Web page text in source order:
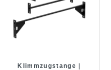
Klimmzugstange |